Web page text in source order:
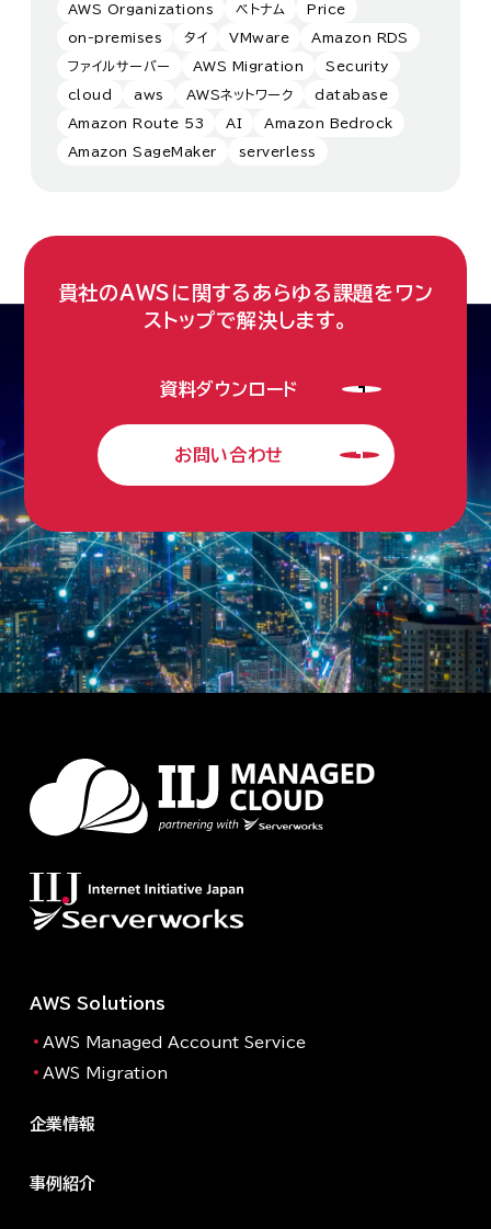
AWS Organizations ベトナム Price
on-premises タイ VMware Amazon RDS
ファイルサーバー AWS Migration Security
cloud aws AWSネットワーク database
Amazon Route 53 AI Amazon Bedrock
Amazon SageMaker serverless
貴社のAWSに関するあらゆる課題をワン
ストップで解決します。
資料ダウンロード
お問い合わせ
AWS Solutions
AWS Managed Account Service
AWS Migration
企業情報
事例紹介